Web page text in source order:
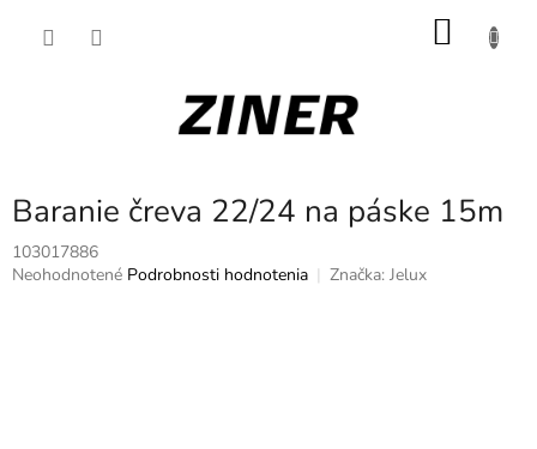
Baranie čreva 22/24 na páske 15m
103017886
Priemerné
Neohodnotené Podrobnosti hodnotenia Značka: Jelux